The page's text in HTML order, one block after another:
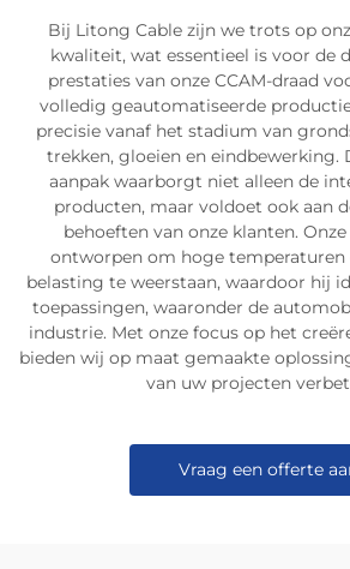
Bij Litong Cable zijn we trots op
kwaliteit, wat essentieel is voor de
prestaties van onze CCAM-draad
volledig geautomatiseerde
precisie vanaf het stadium van
trekken, gloeien en eindbewerking.
aanpak waarborgt niet alleen de
producten, maar voldoet ook aan
behoeften van onze klanten. Onze
ontworpen om hoge temperaturen
belasting te weerstaan, waardoor hij
toepassingen, waaronder de
industrie. Met onze focus op het
bieden wij op maat gemaakte
van uw projecten
Vraag een offerte